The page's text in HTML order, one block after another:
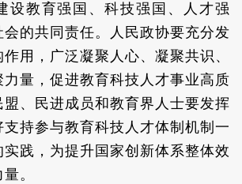
设教育强国、科技强国、人才强
会的共同责任。人民政协要充分发
用，广泛凝聚人心、凝聚共识、
量，促进教育科技人才事业高质
、民进成员和教育界人士要发挥
支持参与教育科技人才体制机制一
践，为提升国家创新体系整体效
。